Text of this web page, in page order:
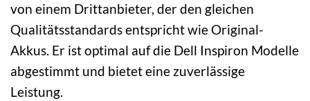
von einem Drittanbieter, der den gleichen
Qualitätsstandards entspricht wie Original-
Akkus. Er ist optimal auf die Dell Inspiron Modelle
abgestimmt und bietet eine zuverlässige
Leistung.